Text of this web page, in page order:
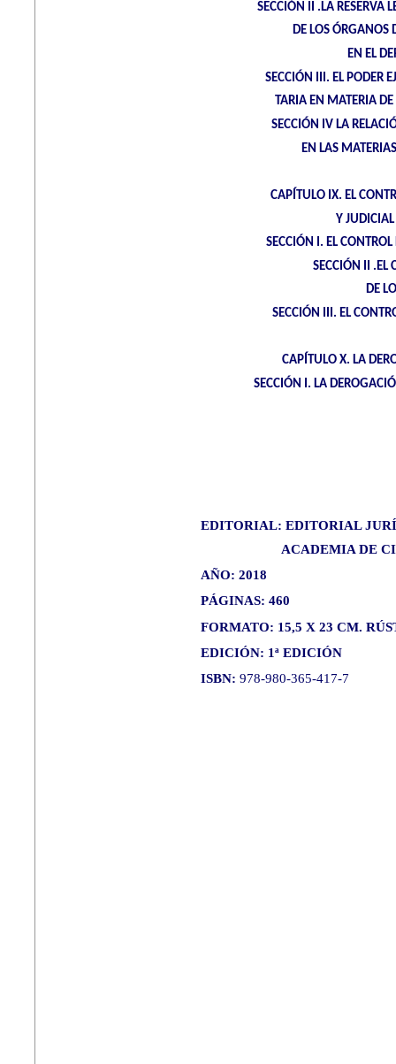
SECCIÓN II .LA RESERVA
DE LOS ÓRGANOS
EN EL
SECCIÓN III. EL PODER
TARIA EN MATERIA
SECCIÓN IV LA
EN LAS
CAPÍTULO IX. EL
Y
SECCIÓN I. EL
SECCIÓN II .EL
DE
SECCIÓN III. EL
CAPÍTULO X. LA
SECCIÓN I. LA
EDITORIAL: EDITORIAL
ACADEMIA DE
AÑO: 2018
PÁGINAS: 460
FORMATO: 15,5 X 23 CM.
EDICIÓN: 1ª EDICIÓN
ISBN: 978-980-365-417-7